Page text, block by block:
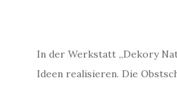
In der Werkstatt „Dekory
Ideen realisieren. Die